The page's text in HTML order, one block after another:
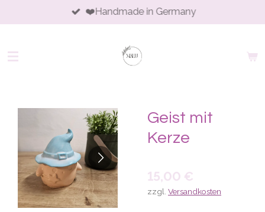
Hauptinhalt
❤️Handmade in Germany
Geist mit
Kerze
15,00 €
zzgl. Versandkosten